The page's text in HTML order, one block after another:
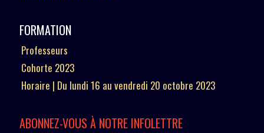
FORMATION
Professeurs
Cohorte 2023
Horaire | Du lundi 16 au vendredi 20 octobre 2023
ABONNEZ-VOUS À NOTRE INFOLETTRE